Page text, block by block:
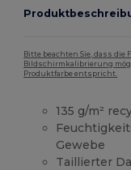
Bitte beachten Sie, dass
Bildschirmkalibrierung
Produktfarbe entspricht.
135 g/m²
Gewebe
Taillierter